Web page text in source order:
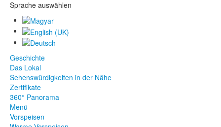
Sprache auswählen
Geschichte
Das Lokal
Sehenswürdigkeiten in der Nähe
Zertifikate
360° Panorama
Menü
Vorspeisen